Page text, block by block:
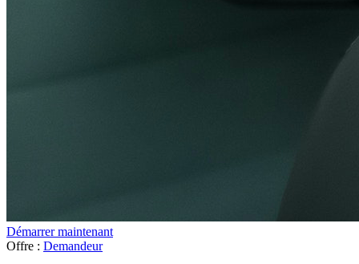
Démarrer maintenant
Offre : Demandeur